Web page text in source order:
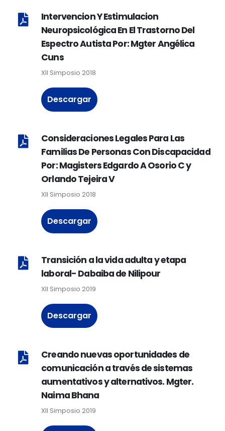
Intervencion Y Estimulacion
Neuropsicológica En El Trastorno Del
Espectro Autista Por: Mgter Angélica
Cuns
XII Simposio 2018
Descargar
Consideraciones Legales Para Las
Familias De Personas Con Discapacidad
Por: Magisters Edgardo A Osorio C y
Orlando Tejeira V
XII Simposio 2018
Descargar
Transición a la vida adulta y etapa
laboral- Dabaiba de Nilipour
XII Simposio 2019
Descargar
Creando nuevas oportunidades de
comunicación a través de sistemas
aumentativos y alternativos. Mgter.
Naima Bhana
XII Simposio 2019